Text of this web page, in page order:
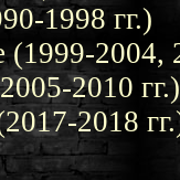
1998 гг.)
2004,
2010 гг.)
2018